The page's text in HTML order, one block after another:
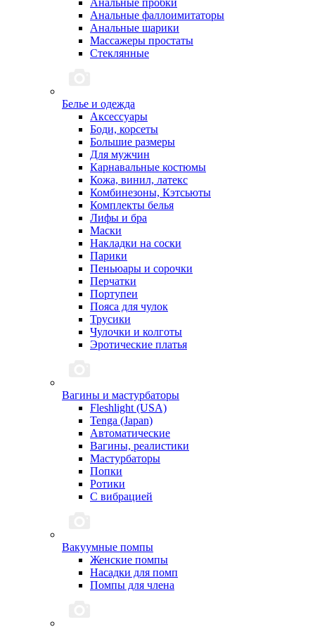
Анальные пробки
Анальные фаллоимитаторы
Анальные шарики
Массажеры простаты
Стеклянные
Белье и одежда
Аксессуары
Боди, корсеты
Большие размеры
Для мужчин
Карнавальные костюмы
Кожа, винил, латекс
Комбинезоны, Кэтсьюты
Комплекты белья
Лифы и бра
Маски
Накладки на соски
Парики
Пеньюары и сорочки
Перчатки
Портупеи
Пояса для чулок
Трусики
Чулочки и колготы
Эротические платья
Вагины и мастурбаторы
Fleshlight (USA)
Tenga (Japan)
Автоматические
Вагины, реалистики
Мастурбаторы
Попки
Ротики
С вибрацией
Вакуумные помпы
Женские помпы
Насадки для помп
Помпы для члена